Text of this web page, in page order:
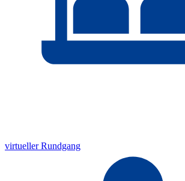
virtueller Rundgang